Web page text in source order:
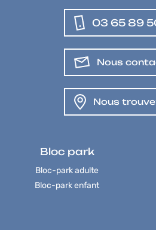
03 65 89
Nous
Nous
Bloc park
Bloc-park adulte
Bloc-park enfant